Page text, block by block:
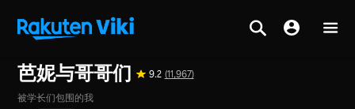
芭妮与哥哥们 9.2 (11,967)
被学长们包围的我